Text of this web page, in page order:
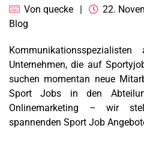
Von quecke 22.
Blog
Unternehmen, die auf
suchen momentan neue
Sport Jobs in den
Onlinemarketing – wir
spannenden Sport Job